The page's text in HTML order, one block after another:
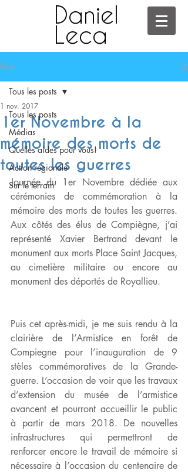
Daniel
Leca
Post
Tous les posts
Médias
Quelles aides pour vous!
Action régionale
Sur le terrain
Tous les posts
1er Novembre à la
mémoire des morts de
toutes les guerres
1 nov. 2017
Journée du 1er Novembre dédiée aux
cérémonies de commémoration à la
mémoire des morts de toutes les guerres.
Aux côtés des élus de Compiègne, j’ai
représenté Xavier Bertrand devant le
monument aux morts Place Saint Jacques,
au cimetière militaire ou encore au
monument des déportés de Royallieu.
Puis cet après-midi, je me suis rendu à la
clairière de l’Armistice en forêt de
Compiegne pour l’inauguration de 9
stèles commémoratives de la Grande-
guerre. L’occasion de voir que les travaux
d’extension du musée de l’armistice
avancent et pourront accueillir le public
à partir de mars 2018. De nouvelles
infrastructures qui permettront de
renforcer encore le travail de mémoire si
nécessaire à l’occasion du centenaire de